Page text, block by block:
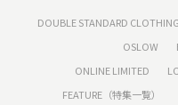
DOUBLE STANDARD CLOTHING
OSLOW
ONLINE LIMITED
FEATURE（特集一覧）